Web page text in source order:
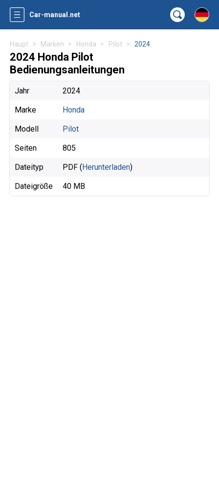
Car-manual.net
Haupt Marken Honda Pilot 2024
2024 Honda Pilot
Bedienungsanleitungen
Jahr 2024
Marke Honda
Modell Pilot
Seiten 805
Dateityp PDF (Herunterladen)
Dateigröße 40 MB